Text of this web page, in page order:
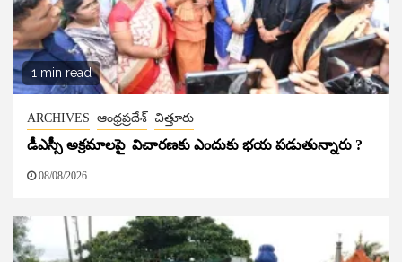
1 min read
ARCHIVES ఆంధ్రప్రదేశ్ చిత్తూరు
డీఎస్సీ అక్రమాలపై విచారణకు ఎందుకు భయ పడుతున్నారు ?
08/08/2026